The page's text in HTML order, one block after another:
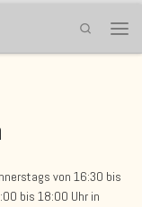
Search
von 16:30 bis
bis 18:00 Uhr in